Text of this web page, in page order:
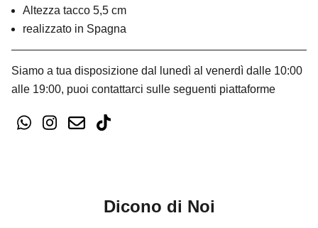
Altezza tacco 5,5 cm
realizzato in Spagna
Siamo a tua disposizione dal lunedì al venerdì dalle 10:00
alle 19:00, puoi contattarci sulle seguenti piattaforme
Dicono di Noi